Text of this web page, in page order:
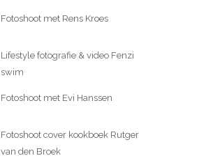
Fotoshoot met Rens Kroes
Lifestyle fotografie & video Fenzi
swim
Fotoshoot met Evi Hanssen
Fotoshoot cover kookboek Rutger
van den Broek